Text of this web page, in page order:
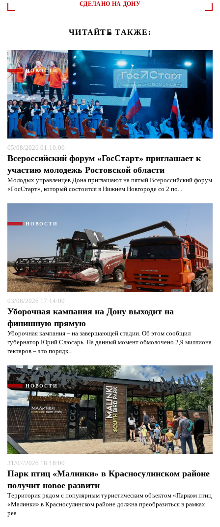
СДЕЛАНО НА ДОНУ
ЧИТАЙТЕ ТАКЖЕ:
НОВОСТИ
05/08/2026 01:10:00
Всероссийский форум «ГосСтарт» приглашает к
участию молодежь Ростовской области
Молодых управленцев Дона приглашают на пятый Всероссийский форум
«ГосСтарт», который состоится в Нижнем Новгороде со 2 по...
НОВОСТИ
03/08/2026 17:14:00
Уборочная кампания на Дону выходит на
финишную прямую
Уборочная кампания – на завершающей стадии. Об этом сообщил
губернатор Юрий Слюсарь. На данный момент обмолочено 2,9 миллиона
гектаров – это порядк...
НОВОСТИ
31/07/2026 18:18:00
Парк птиц «Малинки» в Красносулинском районе
получит новое развити
Территория рядом с популярным туристическим объектом «Парком птиц
«Малинки» в Красносулинском районе должна преобразиться в рамках
реа...